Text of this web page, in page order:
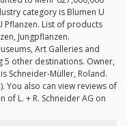
category is Blumen U
Pflanzen. List of products
Jungpflanzen.
Art Galleries and
5 other destinations. Owner,
Schneider-Müller, Roland.
You also can view reviews of
of L. + R. Schneider AG on